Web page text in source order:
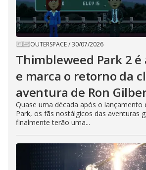
OUTERSPACE/30/07/2026
Thimbleweed Park 2
e marca o retorno da
aventura de Ron
Quase uma década após o lançamento
Park, os fãs nostálgicos das aventuras
finalmente terão uma...